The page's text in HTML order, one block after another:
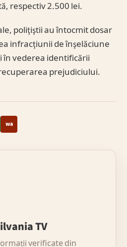
respectiv 2.500 lei.
poliţiştii au întocmit dosar
infracţiunii de înşelăciune
în vederea identificării
prejudiciului.
wa
TV
verificate din